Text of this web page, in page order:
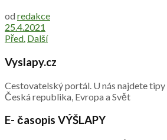
od redakce
25.4.2021
Před. Další
Vyslapy.cz
Cestovatelský portál. U nás najdete tipy
Česká republika, Evropa a Svět
E- časopis VÝŠLAPY